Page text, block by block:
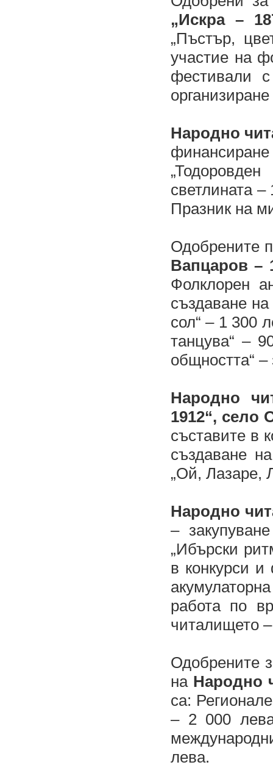
„Искра –
„Пъстър,
участие на
фестивали
Народно
светлината
Празник на
Одобрените
Вапцаров –
Фолклорен
създаване
сол“ – 1 300
танцува“ –
общността“ –
Народно
1912“,
съставите в
създаване
„Ой, Лазаре,
Народно
–
„Ибърски
в конкурси
работа по
читалището
Одобрените
на Народно
са:
– 2 000
лева.